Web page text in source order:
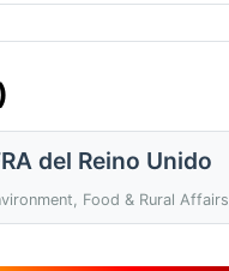
del Reino Unido
Food & Rural Affairs